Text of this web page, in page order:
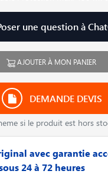
une question à
AJOUTER À MON PANIER
DEMANDE DEVIS
si le produit est hors
avec garantie
24 à 72 heures